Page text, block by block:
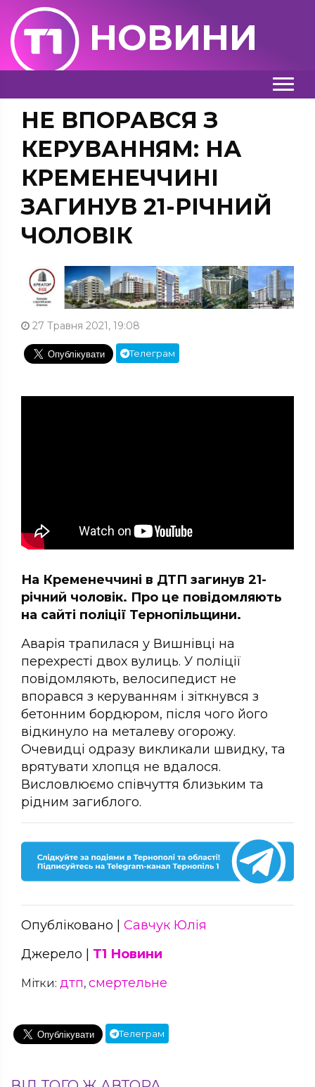
НОВИНИ
НЕ ВПОРАВСЯ З
КЕРУВАННЯМ: НА
КРЕМЕНЕЧЧИНІ
ЗАГИНУВ 21-РІЧНИЙ
ЧОЛОВІК
27 Травня 2021, 19:08
Телеграм
На Кременеччині в ДТП загинув 21-
річний чоловік. Про це повідомляють
на сайті поліції Тернопільщини.
Аварія трапилася у Вишнівці на
перехресті двох вулиць. У поліції
повідомляють, велосипедист не
впорався з керуванням і зіткнувся з
бетонним бордюром, після чого його
відкинуло на металеву огорожу.
Очевидці одразу викликали швидку, та
врятувати хлопця не вдалося.
Висловлюємо співчуття близьким та
рідним загиблого.
Опубліковано | Савчук Юлія
Джерело | Т1 Новини
Мітки: дтп, смертельне
Телеграм